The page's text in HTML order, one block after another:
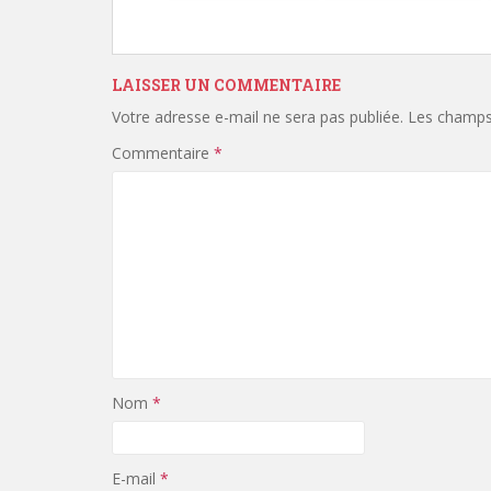
LAISSER UN COMMENTAIRE
Votre adresse e-mail ne sera pas publiée. Les
Commentaire *
Nom *
E-mail *